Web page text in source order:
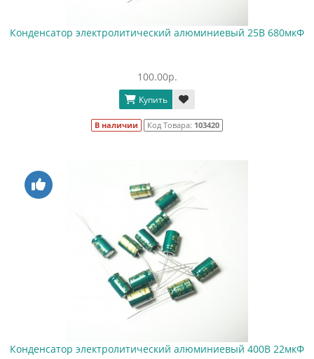
Конденсатор электролитический алюминиевый 25В 680мкФ
100.00р.
Купить
В наличии Код Товара: 103420
Конденсатор электролитический алюминиевый 400В 22мкФ